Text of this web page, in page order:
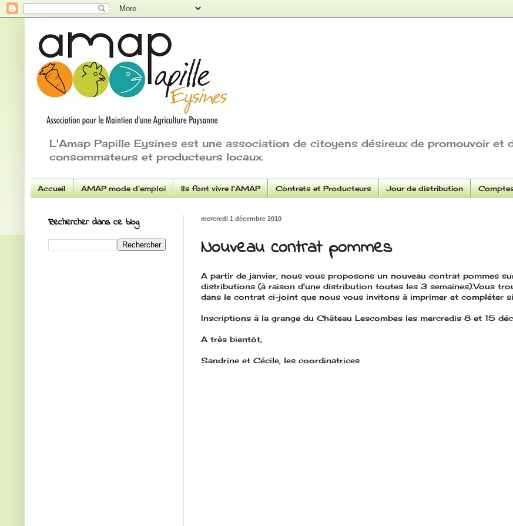
L'Amap Papille Eysines est une association de citoyens désireux de promouvoir et
consommateurs et producteurs locaux.
Accueil AMAP mode d’emploi Ils font vivre l'AMAP Contrats et Producteurs Jour de distribution
mercredi 1 décembre 2010
Nouveau contrat pommes
A partir de janvier, nous vous proposons un nouveau contrat pommes
distributions (à raison d'une distribution toutes les 3 semaines).Vous
dans le contrat ci-joint que nous vous invitons à imprimer et compléter
Inscriptions à la grange du Château Lescombes les mercredis 8 et 15
A très bientôt,
Sandrine et Cécile, les coordinatrices
Rechercher dans ce blog